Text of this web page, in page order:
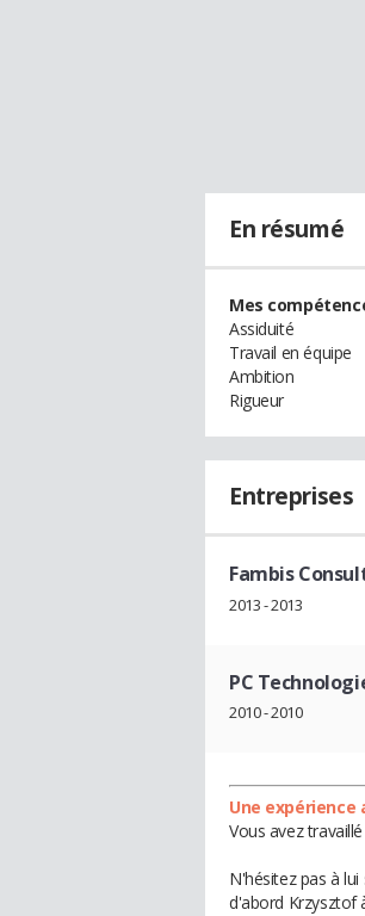
En résumé
Mes
Assiduité
Travail en équipe
Ambition
Rigueur
Entreprises
Fambis
2013 - 2013
PC
2010 - 2010
Une expérience
Vous avez
N'hésitez pas à
d'abord Krzysztof